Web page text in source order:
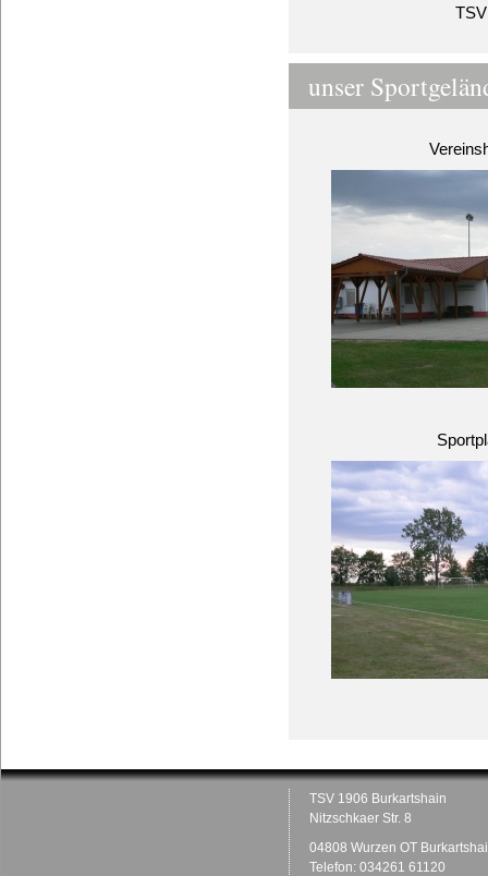
unser
TSV 1906 Burkartshain
Nitzschkaer Str. 8
04808 Wurzen OT
Telefon: 034261 61120